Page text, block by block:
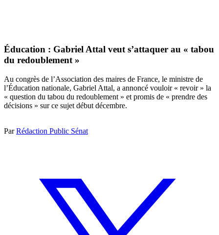
Éducation : Gabriel Attal veut s’attaquer au « tabou
du redoublement »
Au congrès de l’Association des maires de France, le ministre de
l’Éducation nationale, Gabriel Attal, a annoncé vouloir « revoir » la
« question du tabou du redoublement » et promis de « prendre des
décisions » sur ce sujet début décembre.
ParRédaction Public Sénat